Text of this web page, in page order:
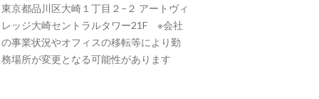
東京都品川区大崎１丁目２−２ アートヴィ
レッジ大崎セントラルタワー21F ※会社
の事業状況やオフィスの移転等により勤
務場所が変更となる可能性があります